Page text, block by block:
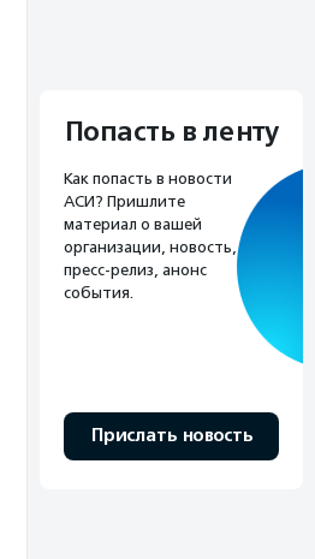
Центр «Благосфера» создает
Попасть в ленту
Как попасть в новости
АСИ? Пришлите
материал о вашей
организации, новость,
пресс-релиз, анонс
события.
Прислать новость